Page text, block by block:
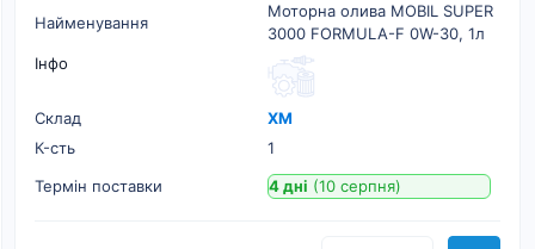
Найменування
Моторна олива MOBIL SUPER
3000 FORMULA-F 0W-30, 1л
Інфо
Склад
ХМ
К-cть
1
Термін поставки
4 дні (10 серпня)